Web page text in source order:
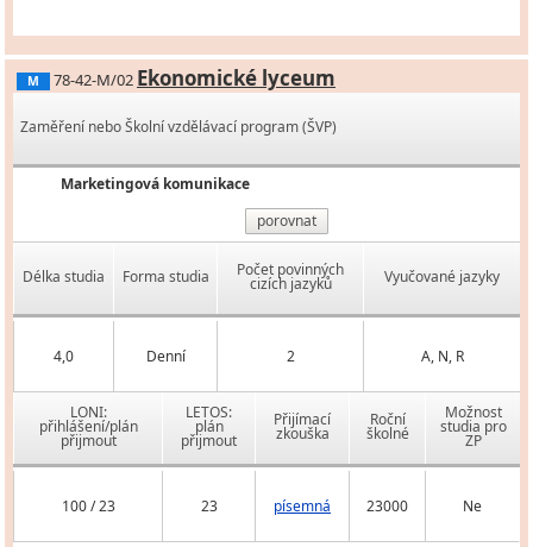
M 78-42-M/02 Ekonomické lyceum
Zaměření nebo Školní vzdělávací program (ŠVP)
Marketingová komunikace
porovnat
Délka studia Forma studia Počet povinných
cizích jazyků Vyučované jazyky
4,0 Denní 2 A, N, R
LONI:
přihlášení/plán
přijmout
LETOS:
plán
přijmout
Přijímací
zkouška
Roční
školné
Možnost
studia pro
ZP
100 / 23 23 písemná 23000 Ne